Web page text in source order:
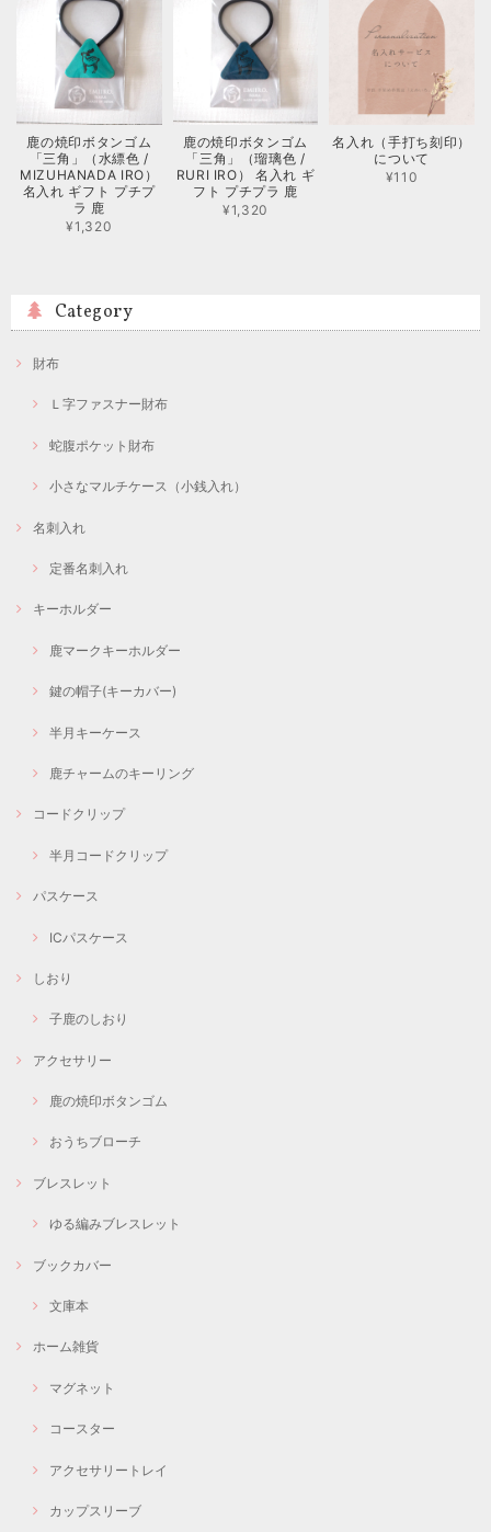
鹿の焼印ボタンゴム
「三角」（水縹色 /
MIZUHANADA IRO）
名入れ ギフト プチプ
ラ 鹿
¥1,320
鹿の焼印ボタンゴム
「三角」（瑠璃色 /
RURI IRO） 名入れ ギ
フト プチプラ 鹿
¥1,320
名入れ（手打ち刻印）
について
¥110
Category
財布
Ｌ字ファスナー財布
蛇腹ポケット財布
小さなマルチケース（小銭入れ）
名刺入れ
定番名刺入れ
キーホルダー
鹿マークキーホルダー
鍵の帽子(キーカバー)
半月キーケース
鹿チャームのキーリング
コードクリップ
半月コードクリップ
パスケース
ICパスケース
しおり
子鹿のしおり
アクセサリー
鹿の焼印ボタンゴム
おうちブローチ
ブレスレット
ゆる編みブレスレット
ブックカバー
文庫本
ホーム雑貨
マグネット
コースター
アクセサリートレイ
カップスリーブ